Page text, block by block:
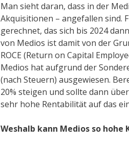
Man sieht daran, dass in der
Akquisitionen – angefallen sind.
gerechnet, das sich bis 2024
von Medios ist damit von der
ROCE (Return on Capital
Medios hat aufgrund der
(nach Steuern) ausgewiesen.
20% steigen und sollte dann
sehr hohe Rentabilität auf das
Weshalb kann Medios so